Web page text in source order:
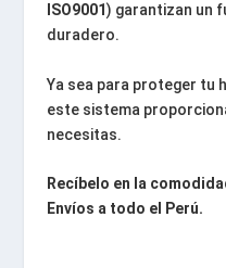
ISO9001) garantizan un
duradero.
Ya sea para proteger tu
este sistema
necesitas.
Recíbelo en la
Envíos a todo el Perú.